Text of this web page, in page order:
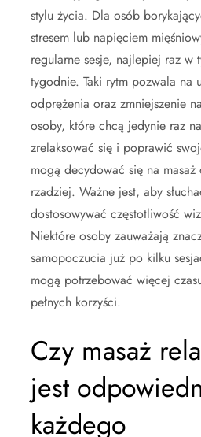
stylu życia. Dla osób
stresem lub napięciem
regularne sesje, najlepiej raz
tygodnie. Taki rytm pozwala na
odprężenia oraz zmniejszenie
osoby, które chcą jedynie raz
zrelaksować się i poprawić
mogą decydować się na
rzadziej. Ważne jest, aby
dostosowywać częstotliwość
Niektóre osoby zauważają
samopoczucia już po kilku
mogą potrzebować więcej
pełnych korzyści.
Czy masaż
jest
każdego